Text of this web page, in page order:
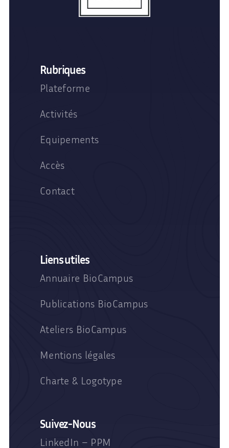
Rubriques
Plateforme
Activités
Equipements
Accès
Contact
Liens utiles
Annuaire BioCampus
Publications BioCampus
Ateliers BioCampus
Mentions légales
Charte & Logotype
Suivez-Nous
LinkedIn – PPM